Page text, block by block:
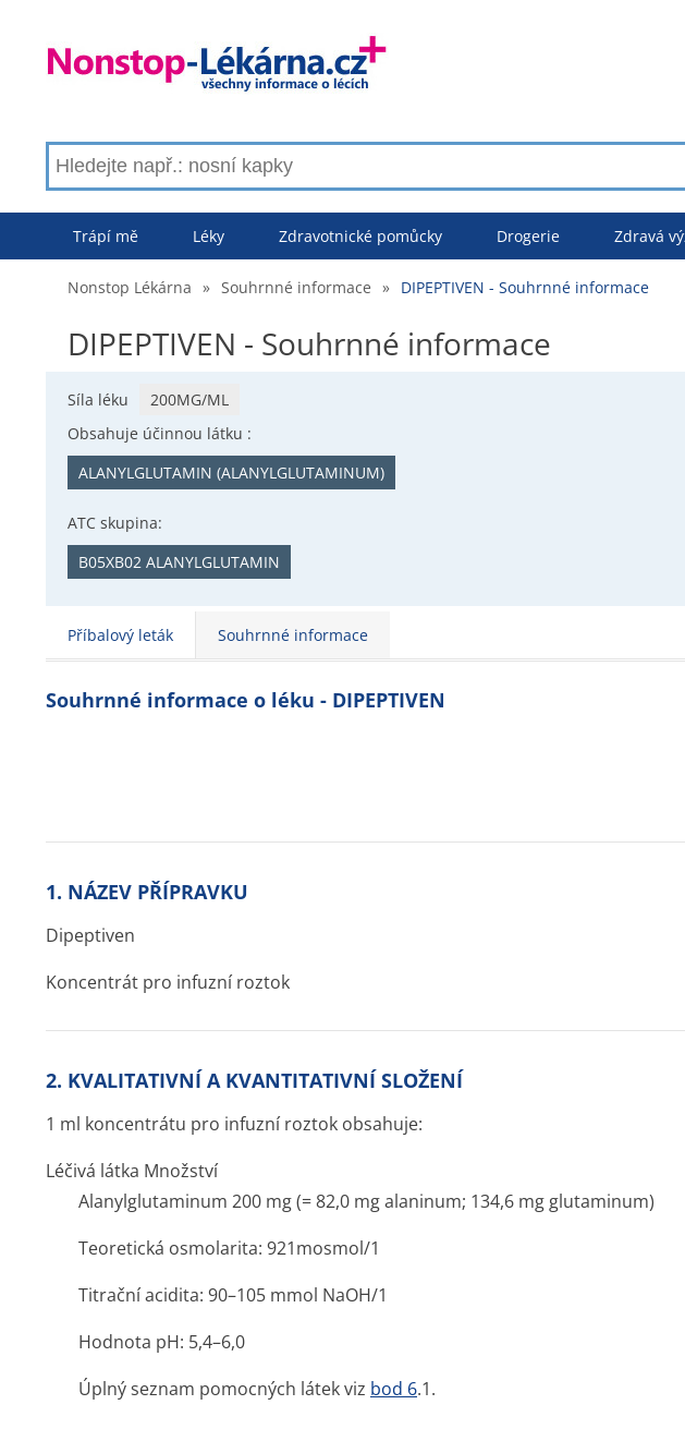
Trápí mě Léky Zdravotnické pomůcky Drogerie Zdravá
Nonstop Lékárna » Souhrnné informace » DIPEPTIVEN - Souhrnné informace
DIPEPTIVEN - Souhrnné informace
Síla léku
200MG/ML
Obsahuje účinnou látku :
ALANYLGLUTAMIN (ALANYLGLUTAMINUM)
ATC skupina:
B05XB02 ALANYLGLUTAMIN
Příbalový leták Souhrnné informace
Souhrnné informace o léku - DIPEPTIVEN
1. NÁZEV PŘÍPRAVKU
Dipeptiven
Koncentrát pro infuzní roztok
2. KVALITATIVNÍ A KVANTITATIVNÍ SLOŽENÍ
1 ml koncentrátu pro infuzní roztok obsahuje:
Léčivá látka Množství
Alanylglutaminum 200 mg (= 82,0 mg alaninum; 134,6 mg glutaminum)
Teoretická osmolarita: 921mosmol/1
Titrační acidita: 90–105 mmol NaOH/1
Hodnota pH: 5,4–6,0
Úplný seznam pomocných látek viz bod 6.1.